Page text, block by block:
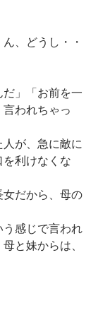
、どうし・・
」「お前を一
われちゃっ
が、急に敵に
利けなくな
だから、母の
う感じで言われ
と妹からは、